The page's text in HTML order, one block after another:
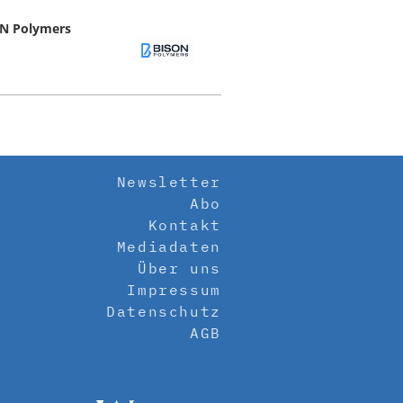
Polymers
Newsletter
Abo
Kontakt
Mediadaten
Über uns
Impressum
Datenschutz
AGB